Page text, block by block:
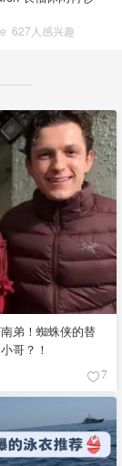
627人感兴趣
弟！蜘蛛侠的替
哥？！
7